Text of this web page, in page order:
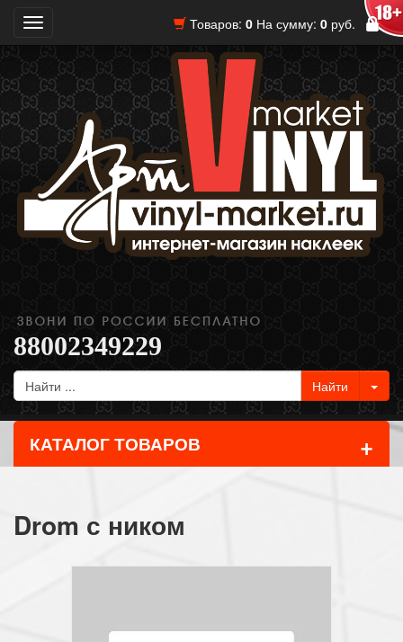
Товаров: 0 На сумму: 0 руб.
Toggle
navigation
88002349229
КАТАЛОГ ТОВАРОВ +
Drom с ником